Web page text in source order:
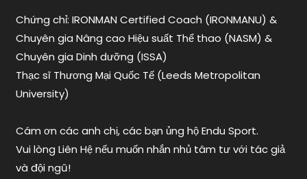
chuẩn
thi
ironman
Chứng chỉ: IRONMAN Certified Coach (IRONMANU) &
Chuyên gia Nâng cao Hiệu suất Thể thao (NASM) &
Chuyên gia Dinh dưỡng (ISSA)
Thạc sĩ Thương Mại Quốc Tế (Leeds Metropolitan
University)
Cám ơn các anh chị, các bạn ủng hộ Endu Sport.
Vui lòng Liên Hệ nếu muốn nhắn nhủ tâm tư với tác giả
và đội ngũ!